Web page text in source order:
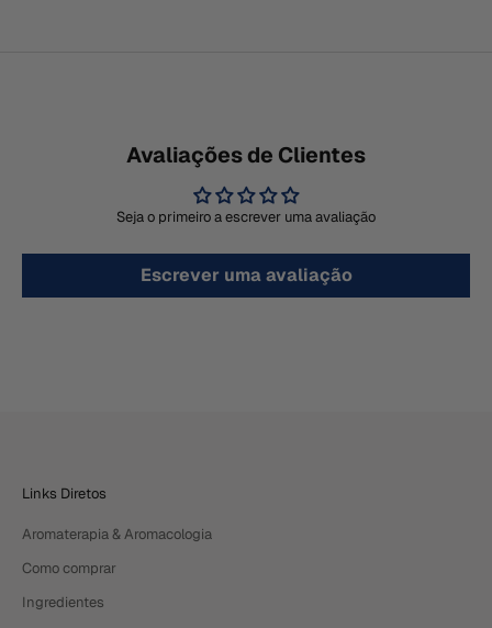
Avaliações de Clientes
Seja o primeiro a escrever uma avaliação
Escrever uma avaliação
Links Diretos
Aromaterapia & Aromacologia
Como comprar
Ingredientes